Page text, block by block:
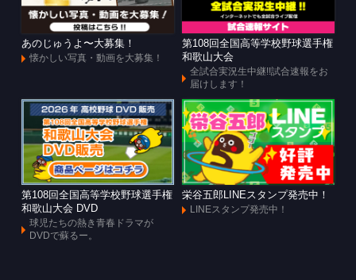
あのじゅうよ〜大募集！
懐かしい写真・動画を大募集！
第108回全国高等学校野球選手権
和歌山大会
全試合実況生中継!!試合速報をお
届けします！
第108回全国高等学校野球選手権
和歌山大会 DVD
球児たちの熱き青春ドラマが
DVDで蘇るー。
栄谷五郎LINEスタンプ発売中！
LINEスタンプ発売中！